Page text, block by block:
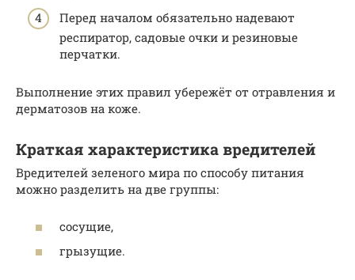
Перед началом обязательно надевают
респиратор, садовые очки и резиновые
перчатки.
Выполнение этих правил убережёт от отравления и
дерматозов на коже.
Краткая характеристика вредителей
Вредителей зеленого мира по способу питания
можно разделить на две группы:
сосущие,
грызущие.